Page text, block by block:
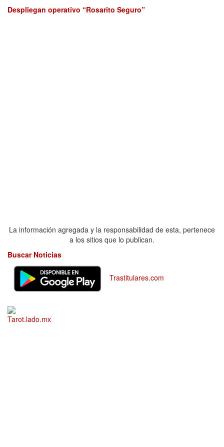
Despliegan operativo “Rosarito Seguro”
La información agregada y la responsabilidad de esta, pertenece
a los sitios que lo publican.
Buscar Noticias
Trastitulares.com
Tarot.lado.mx